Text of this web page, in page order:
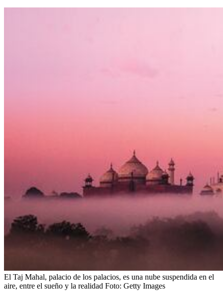
El Taj Mahal, palacio de los palacios, es una nube suspendida en el
aire, entre el sueño y la realidad Foto: Getty Images